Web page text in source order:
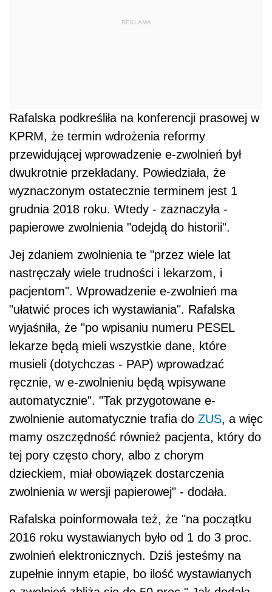
REKLAMA
Rafalska podkreśliła na konferencji prasowej w
KPRM, że termin wdrożenia reformy
przewidującej wprowadzenie e-zwolnień był
dwukrotnie przekładany. Powiedziała, że
wyznaczonym ostatecznie terminem jest 1
grudnia 2018 roku. Wtedy - zaznaczyła -
papierowe zwolnienia "odejdą do historii".
Jej zdaniem zwolnienia te "przez wiele lat
nastręczały wiele trudności i lekarzom, i
pacjentom". Wprowadzenie e-zwolnień ma
"ułatwić proces ich wystawiania". Rafalska
wyjaśniła, że "po wpisaniu numeru PESEL
lekarze będą mieli wszystkie dane, które
musieli (dotychczas - PAP) wprowadzać
ręcznie, w e-zwolnieniu będą wpisywane
automatycznie". "Tak przygotowane e-
zwolnienie automatycznie trafia do ZUS, a więc
mamy oszczędność również pacjenta, który do
tej pory często chory, albo z chorym
dzieckiem, miał obowiązek dostarczenia
zwolnienia w wersji papierowej" - dodała.
Rafalska poinformowała też, że "na początku
2016 roku wystawianych było od 1 do 3 proc.
zwolnień elektronicznych. Dziś jesteśmy na
zupełnie innym etapie, bo ilość wystawianych